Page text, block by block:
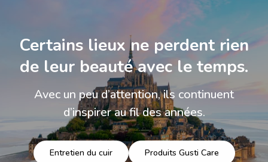
Certains lieux ne perdent rien
de leur beauté avec le temps.
Avec un peu d’attention, ils continuent
d’inspirer au fil des années.
Entretien du cuir Produits Gusti Care